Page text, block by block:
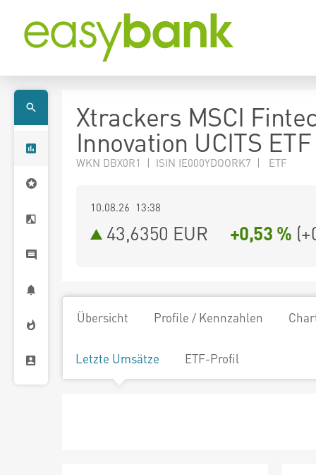
Xtrackers MSCI
Innovation UCITS
WKN DBX0R1 | ISIN IE000YDOORK7 | ETF
10.08.26 13:38
43,6350 EUR +0,53 % (
Übersicht Profile / Kennzahlen
Letzte Umsätze ETF-Profil